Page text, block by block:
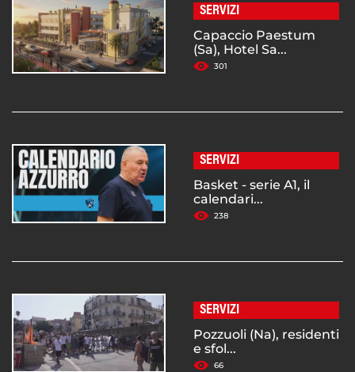
SERVIZI
Capaccio Paestum
(Sa), Hotel Sa...
301
SERVIZI
Basket - serie A1, il
calendari...
238
SERVIZI
Pozzuoli (Na), residenti
e sfol...
66